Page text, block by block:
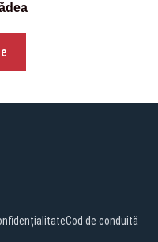
Cod de conduită